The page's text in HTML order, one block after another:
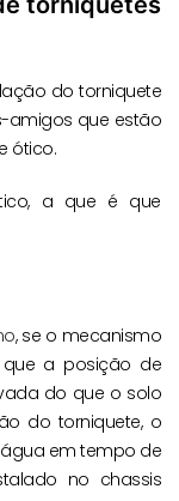
do torniquete
amigos que estão
ótico.
a que é que
, se o mecanismo
que a posição de
do que o solo
do torniquete, o
em tempo de
no chassis